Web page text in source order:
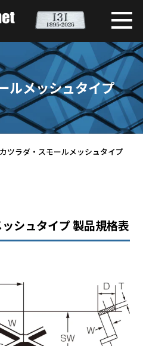
ルメッシュタイプ
カツラダ・スモールメッシュタイプ
シュタイプ 製品規格表